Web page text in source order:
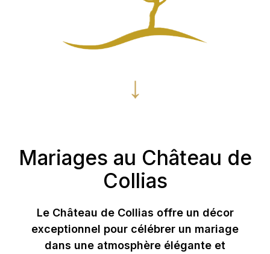
↓
Mariages au Château de
Collias
Le Château de Collias offre un décor
exceptionnel pour célébrer un mariage
dans une atmosphère élégante et